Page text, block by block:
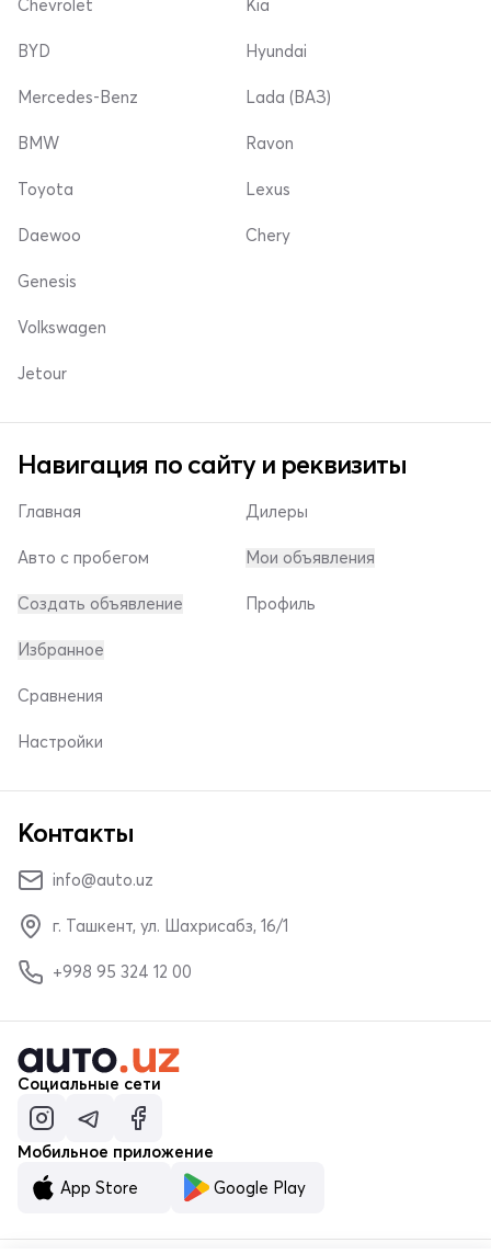
Chevrolet
BYD
Mercedes-Benz
Kia
Hyundai
Lada (ВАЗ)
BMW
Toyota
Daewoo
Ravon
Lexus
Chery
Genesis
Volkswagen
Jetour
Навигация по сайту и реквизиты
Главная
Авто с пробегом
Создать объявление
Дилеры
Мои объявления
Профиль
Избранное
Сравнения
Настройки
Контакты
info@auto.uz
г. Ташкент, ул. Шахрисабз, 16/1
+998 95 324 12 00
Социальные сети
Мобильное приложение
App Store
Google Play